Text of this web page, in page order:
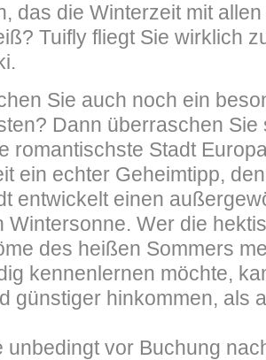
das die Winterzeit mit
Tuifly fliegt Sie wirklich
Sie auch noch ein
Dann überraschen Sie
romantischste Stadt
ein echter Geheimtipp,
entwickelt einen
Wintersonne. Wer die
des heißen Sommers
kennenlernen möchte,
günstiger hinkommen, als
unbedingt vor Buchung